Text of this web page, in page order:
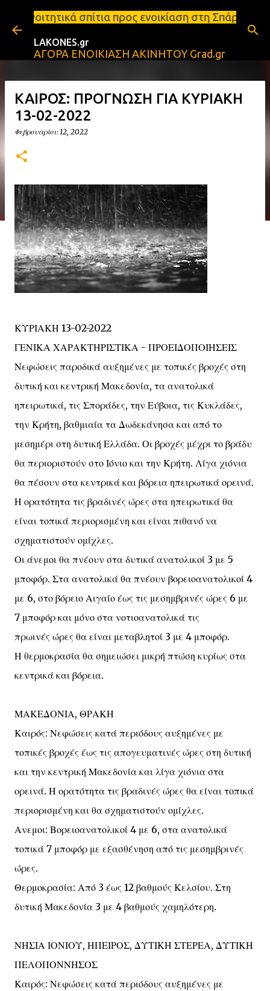
Μετάβαση στο κύριο περιεχόμενο
προς ενοικίαση στη Σπάρτη Ενοικιάσεις
LAKONES.gr
ΑΓΟΡΑ ΕΝΟΙΚΙΑΣΗ ΑΚΙΝΗΤΟΥ Grad.gr
ΚΑΙΡΟΣ: ΠΡΟΓΝΩΣΗ ΓΙΑ ΚΥΡΙΑΚΗ
13-02-2022
Φεβρουαρίου 12, 2022
ΚΥΡΙΑΚΗ 13-02-2022
ΓΕΝΙΚΑ ΧΑΡΑΚΤΗΡΙΣΤΙΚΑ - ΠΡΟΕΙΔΟΠΟΙΗΣΕΙΣ
Νεφώσεις παροδικά αυξημένες με τοπικές βροχές στη
δυτική και κεντρική Μακεδονία, τα ανατολικά
ηπειρωτικά, τις Σποράδες, την Εύβοια, τις Κυκλάδες,
την Κρήτη, βαθμιαία τα Δωδεκάνησα και από το
μεσημέρι στη δυτική Ελλάδα. Οι βροχές μέχρι το βράδυ
θα περιοριστούν στο Ιόνιο και την Κρήτη. Λίγα χιόνια
θα πέσουν στα κεντρικά και βόρεια ηπειρωτικά ορεινά.
Η ορατότητα τις βραδινές ώρες στα ηπειρωτικά θα
είναι τοπικά περιορισμένη και είναι πιθανό να
σχηματιστούν ομίχλες.
Οι άνεμοι θα πνέουν στα δυτικά ανατολικοί 3 με 5
μποφόρ. Στα ανατολικά θα πνέουν βορειοανατολικοί 4
με 6, στο βόρειο Αιγαίο έως τις μεσημβρινές ώρες 6 με
7 μποφόρ και μόνο στα νοτιοανατολικά τις
πρωινές ώρες θα είναι μεταβλητοί 3 με 4 μποφόρ.
Η θερμοκρασία θα σημειώσει μικρή πτώση κυρίως στα
κεντρικά και βόρεια.
ΜΑΚΕΔΟΝΙΑ, ΘΡΑΚΗ
Καιρός: Νεφώσεις κατά περιόδους αυξημένες με
τοπικές βροχές έως τις απογευματινές ώρες στη δυτική
και την κεντρική Μακεδονία και λίγα χιόνια στα
ορεινά. Η ορατότητα τις βραδινές ώρες θα είναι τοπικά
περιορισμένη και θα σχηματιστούν ομίχλες.
Ανεμοι: Βορειοανατολικοί 4 με 6, στα ανατολικά
τοπικά 7 μποφόρ με εξασθένηση από τις μεσημβρινές
ώρες.
Θερμοκρασία: Από 3 έως 12 βαθμούς Κελσίου. Στη
δυτική Μακεδονία 3 με 4 βαθμούς χαμηλότερη.
ΝΗΣΙΑ ΙΟΝΙΟΥ, ΗΠΕΙΡΟΣ, ΔΥΤΙΚΗ ΣΤΕΡΕΑ, ΔΥΤΙΚΗ
ΠΕΛΟΠΟΝΝΗΣΟΣ
Καιρός: Νεφώσεις κατά περιόδους αυξημένες με